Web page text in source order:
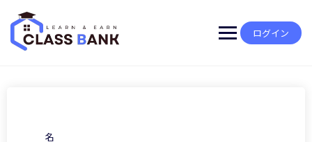
content
ログイン
名